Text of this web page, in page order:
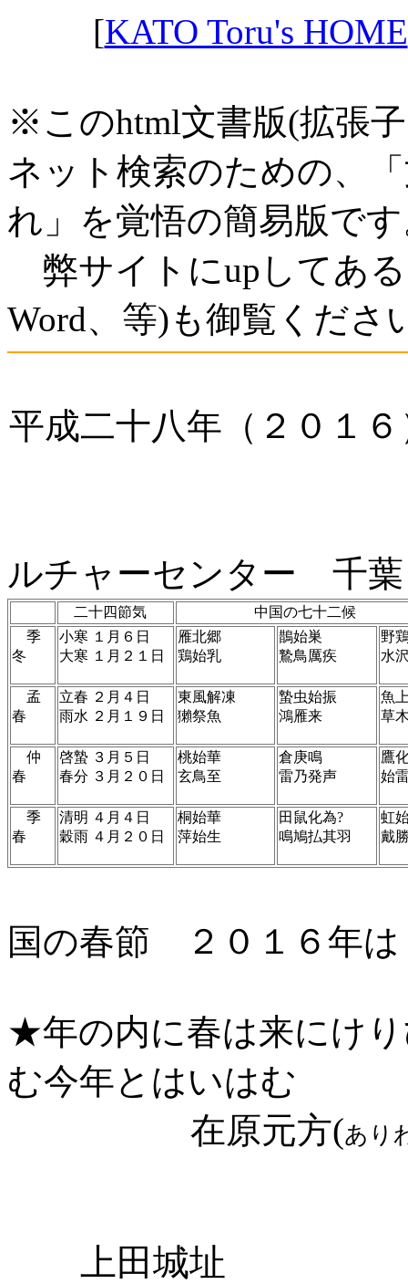
[KATO Toru's HOME
※このhtml文書版(拡張
ネット検索のための、
れ」を覚悟の簡易版で
弊サイトにupしてあ
Word、等)も御覧くださ
平成二十八年（２０１
ルチャーセンター 千
二十四節気
中国の七十二候
季
冬
小寒 １月６日
大寒 １月２１日
雁北郷
鶏始乳
鵲始巣
鷙鳥厲疾
野
水
孟
春
立春 ２月４日
雨水 ２月１９日
東風解凍
獺祭魚
蟄虫始振
鴻雁来
魚
草
仲
春
啓蟄 ３月５日
春分 ３月２０日
桃始華
玄鳥至
倉庚鳴
雷乃発声
鷹
始
季
春
清明 ４月４日
穀雨 ４月２０日
桐始華
萍始生
田鼠化為?
鳴鳩払其羽
虹
戴
国の春節 ２０１６年は
★年の内に春は来にけ
む今年とはいはむ
在原元方(あり
上田城址